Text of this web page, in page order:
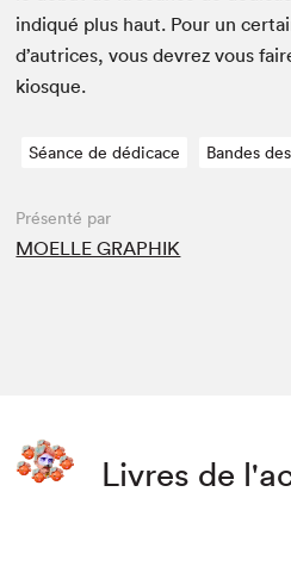
indiqué plus haut. Pour un
d’autrices, vous devrez vous
kiosque.
Séance de dédicace Bandes
Présenté par
MOELLE GRAPHIK
Livres de